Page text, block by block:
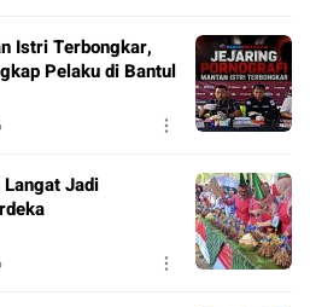
Istri Terbongkar,
Pelaku di Bantul
Jadi